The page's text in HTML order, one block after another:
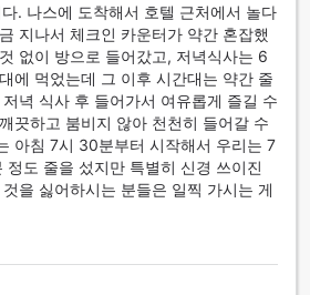
. 나스에 도착해서 호텔 근처에서 놀다
지나서 체크인 카운터가 약간 혼잡했
없이 방으로 들어갔고, 저녁식사는 6
에 먹었는데 그 이후 시간대는 약간 줄
녁 식사 후 들어가서 여유롭게 즐길 수
끗하고 붐비지 않아 천천히 들어갈 수
아침 7시 30분부터 시작해서 우리는 7
도 줄을 섰지만 특별히 신경 쓰이진
을 싫어하시는 분들은 일찍 가시는 게